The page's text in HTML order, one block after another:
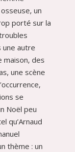
un
porté sur la
une autre
maison, des
une scène
se
Noël peu
qu’Arnaud
thème : un